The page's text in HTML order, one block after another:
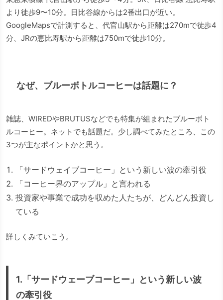
より徒歩9〜10分。日比谷線からは2番出口が近い。
GoogleMapsで計測すると、代官山駅から距離は270mで徒歩4
分、JRの恵比寿駅から距離は750mで徒歩10分。
なぜ、ブルーボトルコーヒーは話題に？
雑誌、WIREDやBRUTUSなどでも特集が組まれたブルーボト
ルコーヒー。ネットでも話題だ。少し調べてみたところ、この
3つが主なポイントかと思う。
「サードウェイブコーヒー」という新しい波の牽引役
「コーヒー界のアップル」と言われる
投資家や事業で成功を収めた人たちが、どんどん投資し
ている
詳しくみていこう。
1.「サードウェーブコーヒー」という新しい波
の牽引役